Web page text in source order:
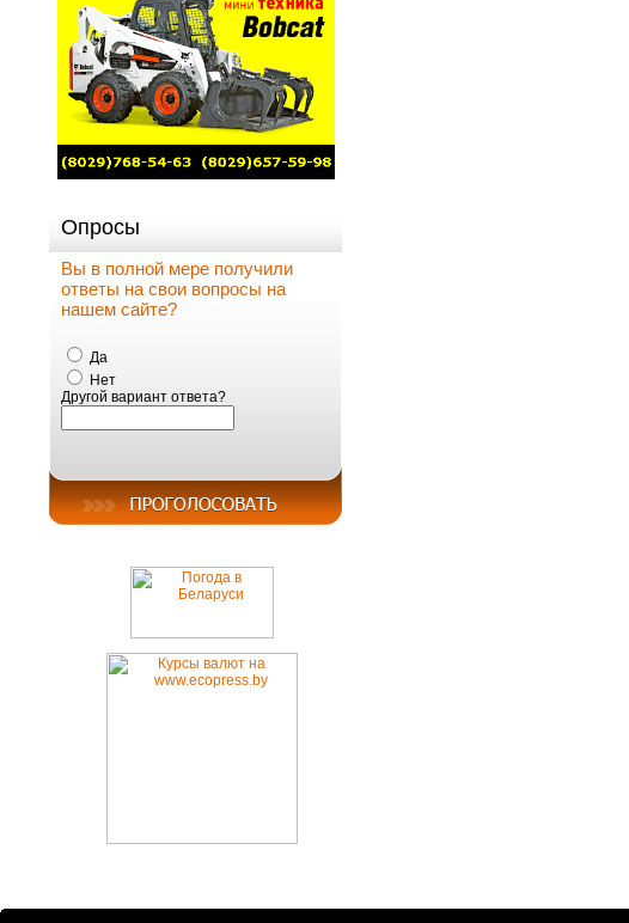
Опросы
Вы в полной мере получили
ответы на свои вопросы на
нашем сайте?
Да
Нет
Другой вариант ответа?